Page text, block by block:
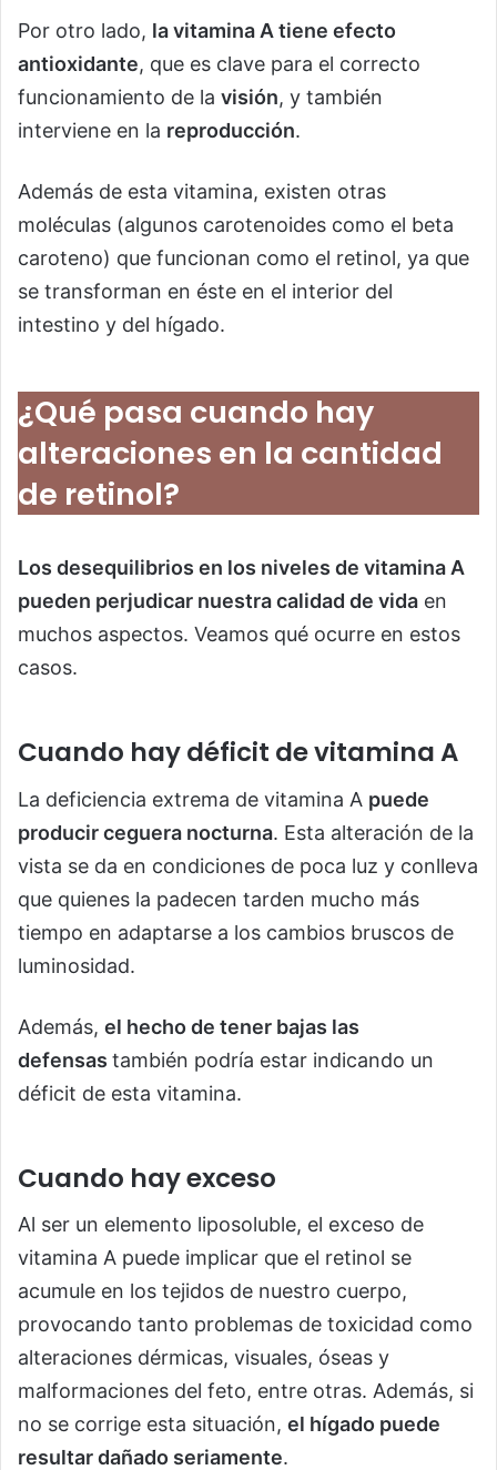
Por otro lado, la vitamina A tiene efecto
antioxidante, que es clave para el correcto
funcionamiento de la visión, y también
interviene en la reproducción.
Además de esta vitamina, existen otras
moléculas (algunos carotenoides como el beta
caroteno) que funcionan como el retinol, ya que
se transforman en éste en el interior del
intestino y del hígado.
¿Qué pasa cuando hay
alteraciones en la cantidad
de retinol?
Los desequilibrios en los niveles de vitamina A
pueden perjudicar nuestra calidad de vida en
muchos aspectos. Veamos qué ocurre en estos
casos.
Cuando hay déficit de vitamina A
La deficiencia extrema de vitamina A puede
producir ceguera nocturna. Esta alteración de la
vista se da en condiciones de poca luz y conlleva
que quienes la padecen tarden mucho más
tiempo en adaptarse a los cambios bruscos de
luminosidad.
Además, el hecho de tener bajas las
defensas también podría estar indicando un
déficit de esta vitamina.
Cuando hay exceso
Al ser un elemento liposoluble, el exceso de
vitamina A puede implicar que el retinol se
acumule en los tejidos de nuestro cuerpo,
provocando tanto problemas de toxicidad como
alteraciones dérmicas, visuales, óseas y
malformaciones del feto, entre otras. Además, si
no se corrige esta situación, el hígado puede
resultar dañado seriamente.